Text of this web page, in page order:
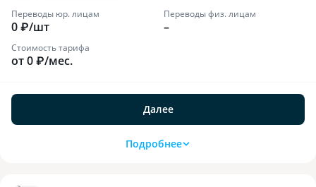
Переводы юр. лицам
0 ₽/шт
Переводы физ. лицам
–
Стоимость тарифа
от 0 ₽/мес.
Далее
Подробнее